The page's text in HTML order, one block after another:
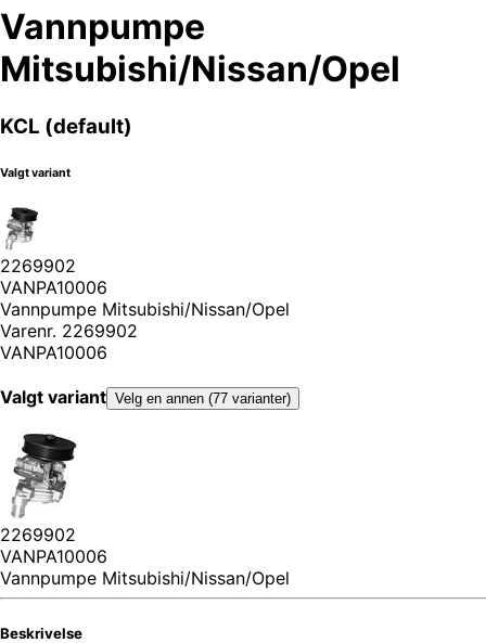
Vannpumpe
Mitsubishi/Nissan/Opel
KCL (default)
Valgt variant
2269902
VANPA10006
Vannpumpe Mitsubishi/Nissan/Opel
Varenr. 2269902
VANPA10006
Valgt variant Velg en annen (77 varianter)
2269902
VANPA10006
Vannpumpe Mitsubishi/Nissan/Opel
Beskrivelse